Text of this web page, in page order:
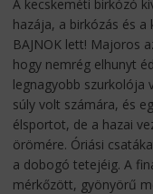
A kecskeméti birkózó
hazája, a birkózás és
BAJNOK lett! Majoros
hogy nemrég elhunyt
legnagyobb szurkolója
súly volt számára, és
élsportot, de a hazai
örömére. Óriási
a dobogó tetejéig. A
mérkőzött, gyönyörű